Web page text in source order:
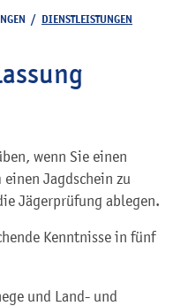
/ DIENSTLEISTUNGEN
wenn Sie einen
Jagdschein zu
Jägerprüfung ablegen.
Kenntnisse in fünf
und Land- und